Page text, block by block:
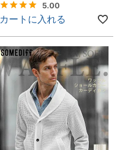
5.00
カートに入れる